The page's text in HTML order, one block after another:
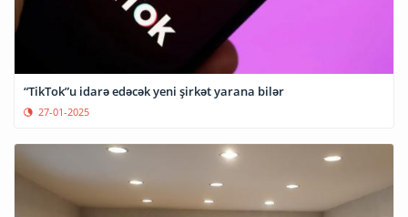
“TikTok”u idarə edəcək yeni şirkət yarana bilər
27-01-2025